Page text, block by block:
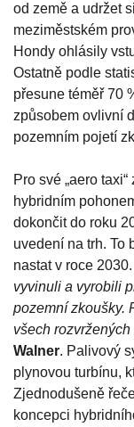
od země a udržet
meziměstském
Hondy ohlásily
Ostatně podle
přesune téměř 70
způsobem ovlivní
pozemním pojetí
Pro své „aero
hybridním
dokončit do roku
uvedení na trh. To
nastat v roce 2030.
vyvinuli a vyrobili
pozemní zkoušky.
všech
Walner. Palivový
plynovou turbínu,
Zjednodušeně
koncepci